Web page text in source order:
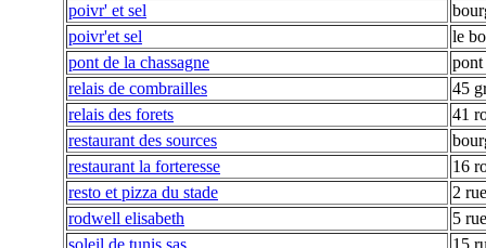
poivr' et sel
poivr'et sel
le
pont de la chassagne
pont
relais de combrailles
45
relais des forets
41
restaurant des sources
restaurant la forteresse
16
resto et pizza du stade
2
rodwell elisabeth
5
soleil de tunis sas
15